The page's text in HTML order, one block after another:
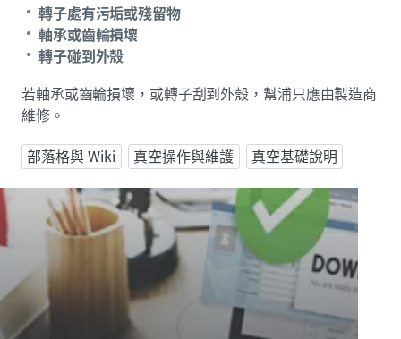
轉子處有污垢或殘留物
軸承或齒輪損壞
轉子碰到外殼
若軸承或齒輪損壞，或轉子刮到外殼，幫浦只應由製造商
維修。
部落格與 Wiki
真空操作與維護 真空基礎說明